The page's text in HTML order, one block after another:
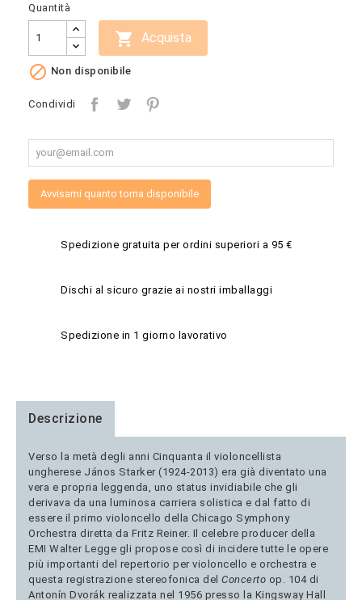
Quantità
 Acquista
 Non disponibile
Condividi
Avvisami quanto torna disponibile
Spedizione gratuita per ordini superiori a 95 €
Dischi al sicuro grazie ai nostri imballaggi
Spedizione in 1 giorno lavorativo
Descrizione
Verso la metà degli anni Cinquanta il violoncellista
ungherese János Starker (1924-2013) era già diventato una
vera e propria leggenda, uno status invidiabile che gli
derivava da una luminosa carriera solistica e dal fatto di
essere il primo violoncello della Chicago Symphony
Orchestra diretta da Fritz Reiner. Il celebre producer della
EMI Walter Legge gli propose così di incidere tutte le opere
più importanti del repertorio per violoncello e orchestra e
questa registrazione stereofonica del Concerto op. 104 di
Antonín Dvorák realizzata nel 1956 presso la Kingsway Hall